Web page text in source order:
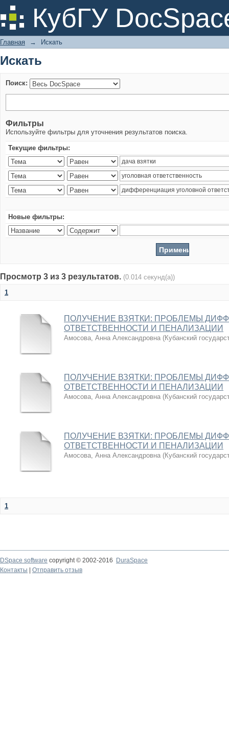
КубГУ
Искать
Главная → Искать
Искать
Поиск:
Фильтры
Используйте фильтры для уточнения результатов поиска.
Текущие фильтры:
Новые фильтры:
Просмотр 3 из 3 результатов. (0.014 секунд(а))
1
ПОЛУЧЕНИЕ ВЗЯТКИ: ПРОБЛЕМЫ
ОТВЕТСТВЕННОСТИ И ПЕНАЛИЗАЦИИ
Амосова, Анна Александровна (Кубанский
ПОЛУЧЕНИЕ ВЗЯТКИ: ПРОБЛЕМЫ
ОТВЕТСТВЕННОСТИ И ПЕНАЛИЗАЦИИ
Амосова, Анна Александровна (Кубанский
ПОЛУЧЕНИЕ ВЗЯТКИ: ПРОБЛЕМЫ
ОТВЕТСТВЕННОСТИ И ПЕНАЛИЗАЦИИ
Амосова, Анна Александровна (Кубанский
1
DSpace software copyright © 2002-2016
DuraSpace
Контакты
Отправить отзыв